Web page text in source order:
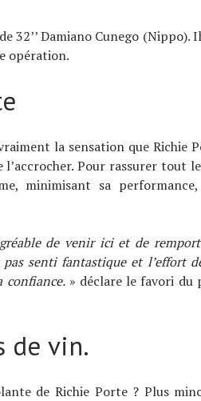
32’’ Damiano Cunego (Nippo).
opération.
la sensation que Richie
Pour rassurer tout
minimisant sa
de venir ici et de
senti fantastique et l’effort
confiance.» déclare le favori du
de vin.
de Richie Porte ? Plus